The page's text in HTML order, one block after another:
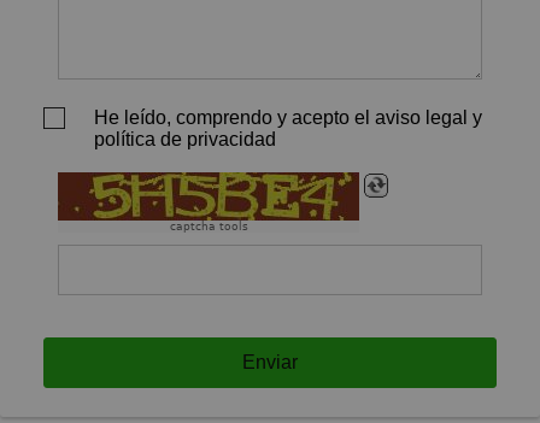
He leído, comprendo y acepto el aviso legal y
política de privacidad
captcha tools
Enviar